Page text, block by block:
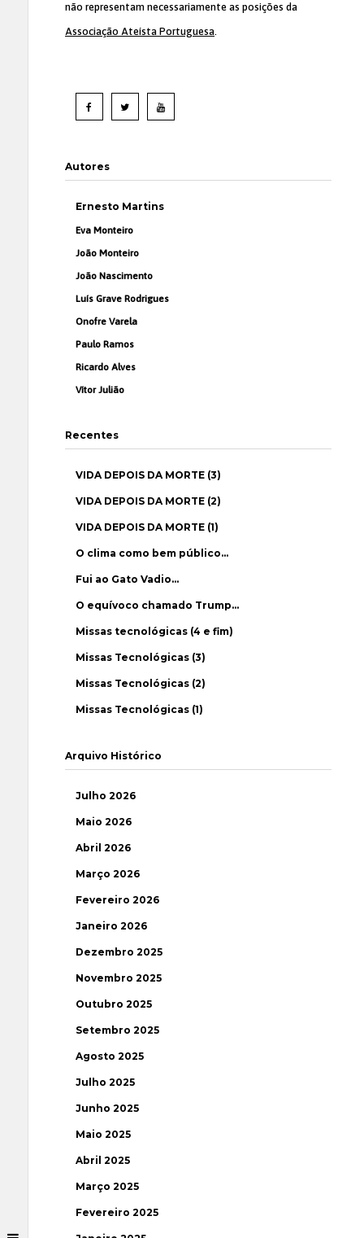
não representam necessariamente as posições da
Associação Ateísta Portuguesa.
Autores
Ernesto Martins
Eva Monteiro
João Monteiro
João Nascimento
Luís Grave Rodrigues
Onofre Varela
Paulo Ramos
Ricardo Alves
Vítor Julião
Recentes
VIDA DEPOIS DA MORTE (3)
VIDA DEPOIS DA MORTE (2)
VIDA DEPOIS DA MORTE (1)
O clima como bem público…
Fui ao Gato Vadio…
O equívoco chamado Trump…
Missas tecnológicas (4 e fim)
Missas Tecnológicas (3)
Missas Tecnológicas (2)
Missas Tecnológicas (1)
Arquivo Histórico
Julho 2026
Maio 2026
Abril 2026
Março 2026
Fevereiro 2026
Janeiro 2026
Dezembro 2025
Novembro 2025
Outubro 2025
Setembro 2025
Agosto 2025
Julho 2025
Junho 2025
Maio 2025
Abril 2025
Março 2025
Fevereiro 2025